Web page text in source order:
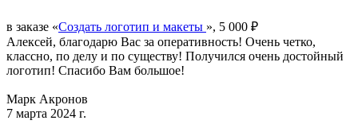
в заказе «Создать логотип и макеты », 5 000 ₽
Алексей, благодарю Вас за оперативность! Очень четко,
классно, по делу и по существу! Получился очень достойный
логотип! Спасибо Вам большое!
Марк Акронов
7 марта 2024 г.